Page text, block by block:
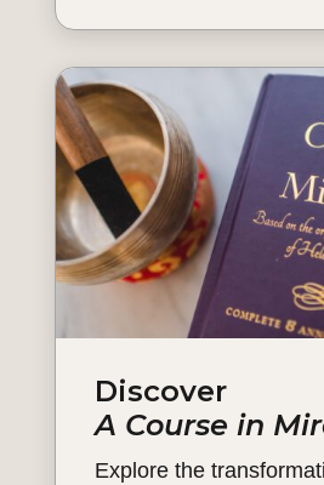
Discover
A Course in
Explore the